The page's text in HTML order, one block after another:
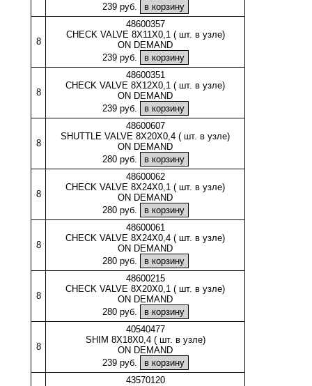
239 руб.
8
48600357
CHECK VALVE 8X11X0,1 ( шт. в узле)
ON DEMAND
239 руб.
8
48600351
CHECK VALVE 8X12X0,1 ( шт. в узле)
ON DEMAND
239 руб.
8
48600607
SHUTTLE VALVE 8X20X0,4 ( шт. в узле)
ON DEMAND
280 руб.
8
48600062
CHECK VALVE 8X24X0,1 ( шт. в узле)
ON DEMAND
280 руб.
8
48600061
CHECK VALVE 8X24X0,4 ( шт. в узле)
ON DEMAND
280 руб.
8
48600215
CHECK VALVE 8X20X0,1 ( шт. в узле)
ON DEMAND
280 руб.
8
40540477
SHIM 8X18X0,4 ( шт. в узле)
ON DEMAND
239 руб.
43570120